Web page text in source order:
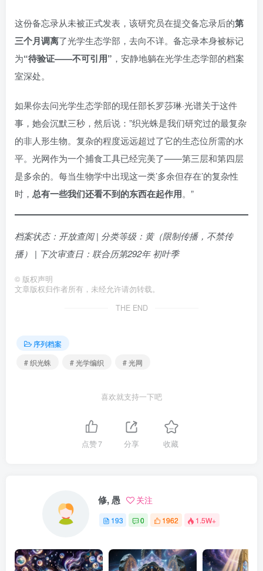
这份备忘录从未被正式发表，该研究员在提交备忘录后的第
三个月调离了光学生态学部，去向不详。备忘录本身被标记
为“待验证——不可引用” ，安静地躺在光学生态学部的档案
室深处。
如果你去问光学生态学部的现任部长罗莎琳·光谱关于这件
事，她会沉默三秒，然后说：”织光蛛是我们研究过的最复杂
的非人形生物。复杂的程度远远超过了它的生态位所需的水
平。光网作为一个捕食工具已经完美了——第三层和第四层
是多余的。每当生物学中出现这一类’多余但存在’的复杂性
时， 总有一些我们还看不到的东西在起作用。”
档案状态：开放查阅 | 分类等级：黄（限制传播，不禁传
播） | 下次审查日：联合历第292年 初叶季
© 版权声明
文章版权归作者所有，未经允许请勿转载。
THE END
序列档案
# 织光蛛
# 光学编织 # 光网
喜欢就支持一下吧
点赞7 分享 收藏
修, 愚 关注
193 0 1962 1.5W+